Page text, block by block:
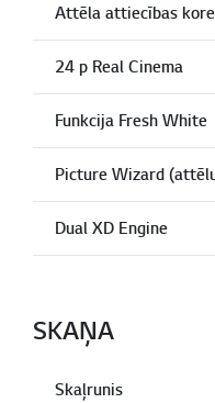
Attēla attiecības
24 p Real Cinema
Funkcija Fresh White
Picture Wizard
Dual XD Engine
SKAŅA
Skaļrunis